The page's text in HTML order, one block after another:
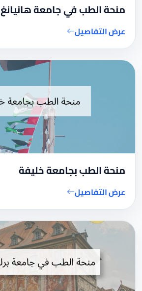
منحة الطب في جامعة هانيانغ
عرض التفاصيل
منحة الطب بجامعة خليفة
عرض التفاصيل